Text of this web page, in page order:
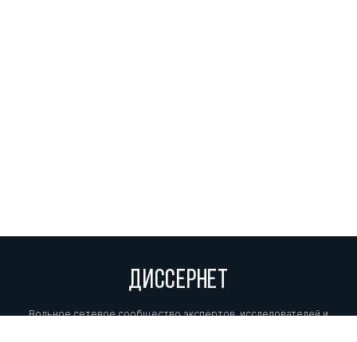
ДИССЕРНЕТ
Вольное сетевое сообщество экспертов, исследователей и